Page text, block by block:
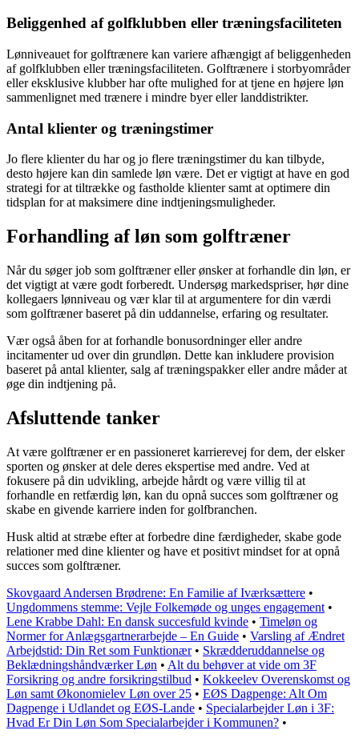
Beliggenhed af golfklubben eller træningsfaciliteten
Lønniveauet for golftrænere kan variere afhængigt af beliggenheden
af golfklubben eller træningsfaciliteten. Golftrænere i storbyområder
eller eksklusive klubber har ofte mulighed for at tjene en højere løn
sammenlignet med trænere i mindre byer eller landdistrikter.
Antal klienter og træningstimer
Jo flere klienter du har og jo flere træningstimer du kan tilbyde,
desto højere kan din samlede løn være. Det er vigtigt at have en god
strategi for at tiltrække og fastholde klienter samt at optimere din
tidsplan for at maksimere dine indtjeningsmuligheder.
Forhandling af løn som golftræner
Når du søger job som golftræner eller ønsker at forhandle din løn, er
det vigtigt at være godt forberedt. Undersøg markedspriser, hør dine
kollegaers lønniveau og vær klar til at argumentere for din værdi
som golftræner baseret på din uddannelse, erfaring og resultater.
Vær også åben for at forhandle bonusordninger eller andre
incitamenter ud over din grundløn. Dette kan inkludere provision
baseret på antal klienter, salg af træningspakker eller andre måder at
øge din indtjening på.
Afsluttende tanker
At være golftræner er en passioneret karrierevej for dem, der elsker
sporten og ønsker at dele deres ekspertise med andre. Ved at
fokusere på din udvikling, arbejde hårdt og være villig til at
forhandle en retfærdig løn, kan du opnå succes som golftræner og
skabe en givende karriere inden for golfbranchen.
Husk altid at stræbe efter at forbedre dine færdigheder, skabe gode
relationer med dine klienter og have et positivt mindset for at opnå
succes som golftræner.
Skovgaard Andersen Brødrene: En Familie af Iværksættere •
Ungdommens stemme: Vejle Folkemøde og unges engagement •
Lene Krabbe Dahl: En dansk succesfuld kvinde • Timeløn og
Normer for Anlægsgartnerarbejde – En Guide • Varsling af Ændret
Arbejdstid: Din Ret som Funktionær• Skrædderuddannelse og
Beklædningshåndværker Løn • Alt du behøver at vide om 3F
Forsikring og andre forsikringstilbud • Kokkeelev Overenskomst og
Løn samt Økonomielev Løn over 25 • EØS Dagpenge: Alt Om
Dagpenge i Udlandet og EØS-Lande • Specialarbejder Løn i 3F:
Hvad Er Din Løn Som Specialarbejder i Kommunen? •